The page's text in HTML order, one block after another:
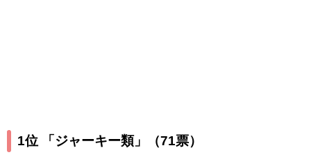
1位 「ジャーキー類」 （71票）